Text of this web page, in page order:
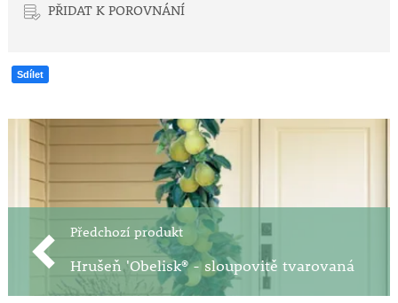
PŘIDAT K POROVNÁNÍ
Sdílet
Předchozí produkt
Hrušeň 'Obelisk® - sloupovitě tvarovaná